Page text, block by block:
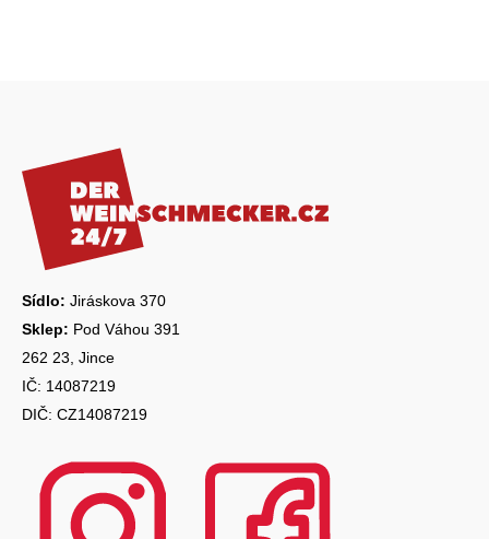
Sídlo: Jiráskova 370
Sklep: Pod Váhou 391
262 23, Jince
IČ: 14087219
DIČ: CZ14087219